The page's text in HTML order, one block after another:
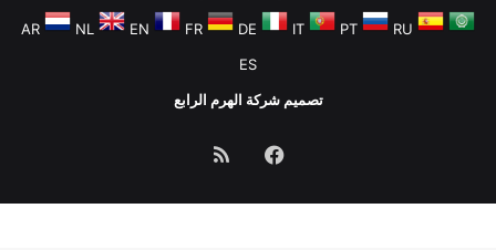
AR NL EN FR DE IT PT
RU
ES
تصميم شركة الهرم الرابع
فيسبوكملخص
الموقع